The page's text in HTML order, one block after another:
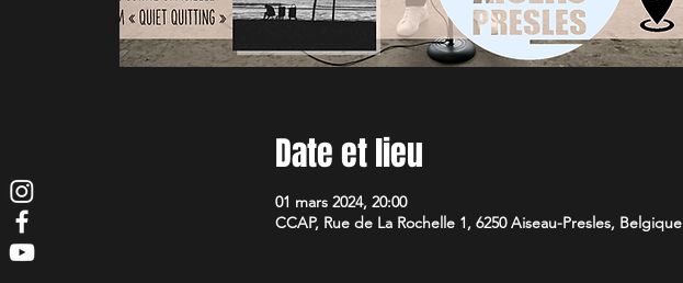
Date et lieu
01 mars 2024, 20:00
CCAP, Rue de La Rochelle 1, 6250 Aiseau-Presles, Belgique